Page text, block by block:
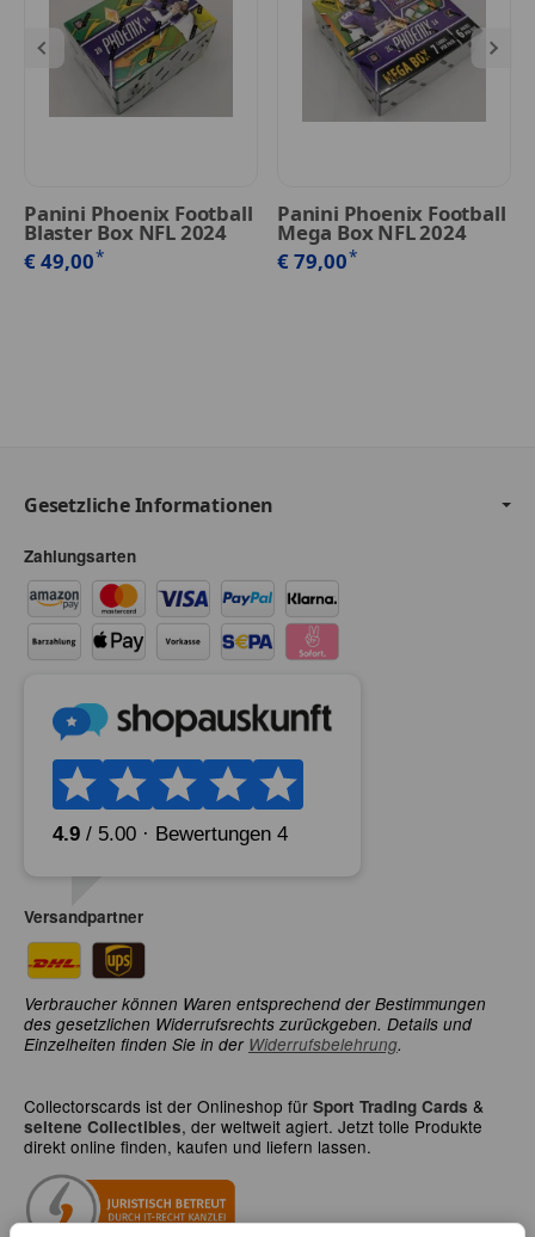
Panini Phoenix Football
Blaster Box NFL 2024
€ 49,00*
Panini Phoenix Football
Mega Box NFL 2024
€ 79,00*
Gesetzliche Informationen
Zahlungsarten
Versandpartner
Verbraucher können Waren entsprechend der Bestimmungen
des gesetzlichen Widerrufsrechts zurückgeben. Details und
Einzelheiten finden Sie in der Widerrufsbelehrung.
Collectorscards ist der Onlineshop für Sport Trading Cards &
seltene Collectibles, der weltweit agiert. Jetzt tolle Produkte
direkt online finden, kaufen und liefern lassen.